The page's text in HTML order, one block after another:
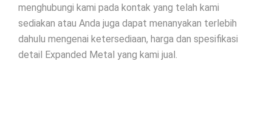
menghubungi kami pada kontak yang telah kami
sediakan atau Anda juga dapat menanyakan terlebih
dahulu mengenai ketersediaan, harga dan spesifikasi
detail Expanded Metal yang kami jual.